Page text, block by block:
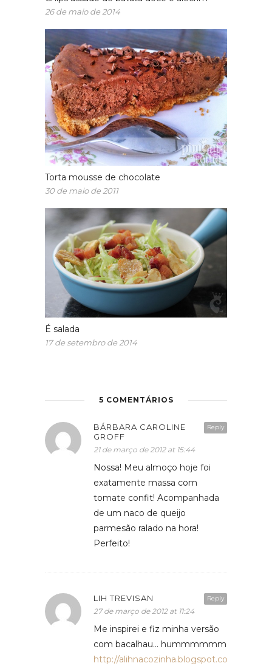
26 de maio de 2014
Torta mousse de chocolate
30 de maio de 2011
É salada
17 de setembro de 2014
5 COMENTÁRIOS
Reply
BÁRBARA CAROLINE
GROFF
21 de março de 2012 at 15:44
Nossa! Meu almoço hoje foi
exatamente massa com
tomate confit! Acompanhada
de um naco de queijo
parmesão ralado na hora!
Perfeito!
Reply
LIH TREVISAN
27 de março de 2012 at 11:24
Me inspirei e fiz minha versão
com bacalhau… hummmmmm
http://alihnacozinha.blogspot.com.br/